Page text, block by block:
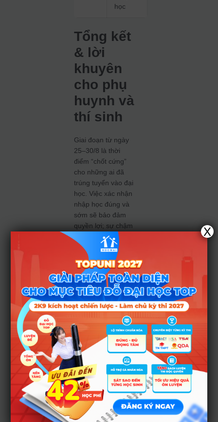
học
Tổng kết
& lời
khuyên
cho phụ
huynh và
thí sinh
Giai đoạn từ ngày
25–30/8 là thời
điểm “chốt cứng”
cho những ai đã
trúng tuyển vào đại
học. Việc xác nhận
nhập học đúng và
sớm sẽ bảo đảm
quyền lợi; sự chậm
trễ có thể khiến bạn
mất suất dù đã đủ
điểm.
Lưu ý quan trọng:
Đặt lịch
nhắc nhở từ
ngày 25 đến
để
không bỏ lỡ
thời hạn xác
nhận.
Xác nhận
nhập học
ngay khi
biết kết quả
trúng tuyển
X